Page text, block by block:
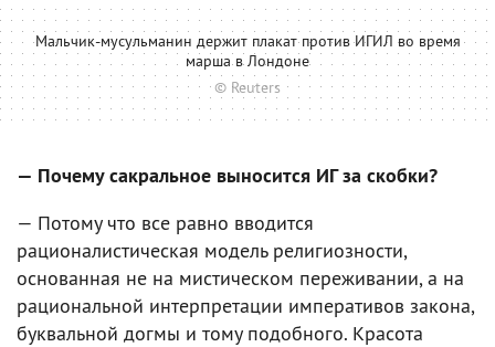
Мальчик-мусульманин держит плакат против ИГИЛ во время
марша в Лондоне
© Reuters
— Почему сакральное выносится ИГ за скобки?
— Потому что все равно вводится
рационалистическая модель религиозности,
основанная не на мистическом переживании, а на
рациональной интерпретации императивов закона,
буквальной догмы и тому подобного. Красота